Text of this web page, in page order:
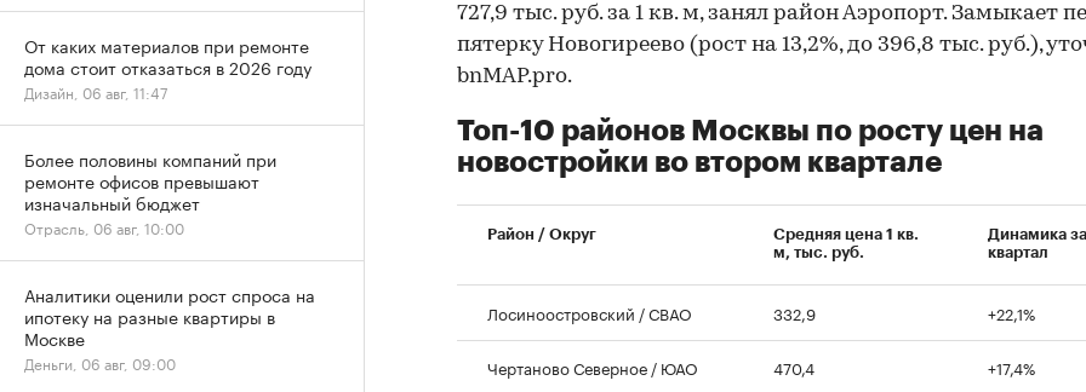
727,9 тыс. руб. за 1 кв. м, занял район Аэропорт. Замыкает
пятерку Новогиреево (рост на 13,2%, до 396,8 тыс. руб.),
bnMAP.pro.
Топ-10 районов Москвы по росту цен на
новостройки во втором квартале
Район / Округ
Средняя цена 1 кв.
м, тыс. руб.
Динамика за
квартал
Лосиноостровский / СВАО 332,9 +22,1%
Чертаново Северное / ЮАО 470,4 +17,4%
От каких материалов при ремонте
дома стоит отказаться в 2026 году
Дизайн, 06 авг, 11:47
Более половины компаний при
ремонте офисов превышают
изначальный бюджет
Отрасль, 06 авг, 10:00
Аналитики оценили рост спроса на
ипотеку на разные квартиры в
Москве
Деньги, 06 авг, 09:00